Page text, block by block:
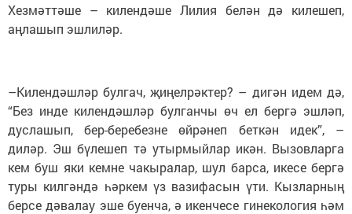
Хезмәттәше – килендәше Лилия белән дә килешеп,
аңлашып эшлиләр.
–Килендәшләр булгач, җиңелрәктер? – дигән идем дә,
“Без инде килендәшләр булганчы өч ел бергә эшләп,
дуслашып, бер-беребезне өйрәнеп беткән идек”, –
диләр. Эш бүлешеп тә утырмыйлар икән. Вызовларга
кем буш яки кемне чакыралар, шул барса, икесе бергә
туры килгәндә һәркем үз вазифасын үти. Кызларның
берсе дәвалау эше буенча, ә икенчесе гинекология һәм